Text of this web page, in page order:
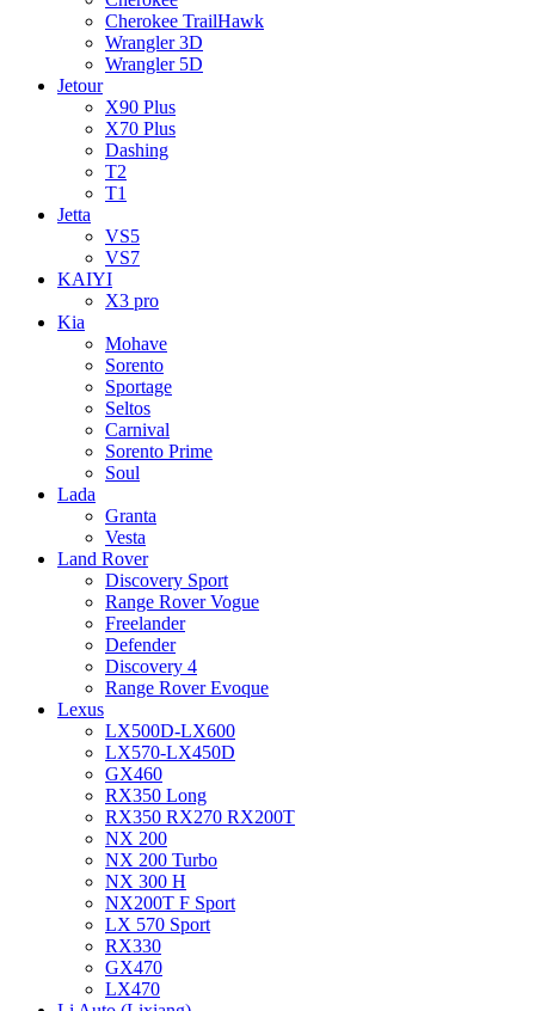
Cherokee TrailHawk
Wrangler 3D
Wrangler 5D
Jetour
X90 Plus
X70 Plus
Dashing
T2
T1
Jetta
VS5
VS7
KAIYI
X3 pro
Kia
Mohave
Sorento
Sportage
Seltos
Carnival
Sorento Prime
Soul
Lada
Granta
Vesta
Land Rover
Discovery Sport
Range Rover Vogue
Freelander
Defender
Discovery 4
Range Rover Evoque
Lexus
LX500D-LX600
LX570-LX450D
GX460
RX350 Long
RX350 RX270 RX200T
NX 200
NX 200 Turbo
NX 300 H
NX200T F Sport
LX 570 Sport
RX330
GX470
LX470